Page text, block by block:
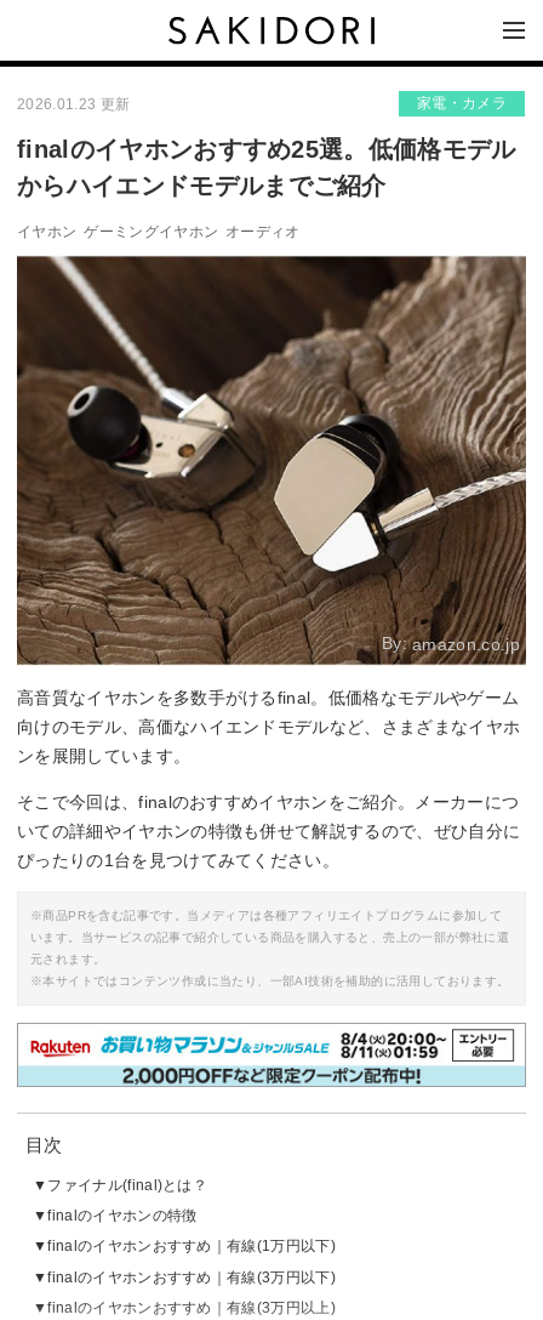
2026.01.23 更新 家電・カメラ
finalのイヤホンおすすめ25選。低価格モデル
からハイエンドモデルまでご紹介
イヤホン ゲーミングイヤホン オーディオ
By:amazon.co.jp
高音質なイヤホンを多数手がけるfinal。低価格なモデルやゲーム
向けのモデル、高価なハイエンドモデルなど、さまざまなイヤホ
ンを展開しています。
そこで今回は、finalのおすすめイヤホンをご紹介。メーカーにつ
いての詳細やイヤホンの特徴も併せて解説するので、ぜひ自分に
ぴったりの1台を見つけてみてください。
※商品PRを含む記事です。当メディアは各種アフィリエイトプログラムに参加して
います。当サービスの記事で紹介している商品を購入すると、売上の一部が弊社に還
元されます。
※本サイトではコンテンツ作成に当たり、一部AI技術を補助的に活用しております。
目次
ファイナル(final)とは？
finalのイヤホンの特徴
finalのイヤホンおすすめ｜有線(1万円以下)
finalのイヤホンおすすめ｜有線(3万円以下)
finalのイヤホンおすすめ｜有線(3万円以上)